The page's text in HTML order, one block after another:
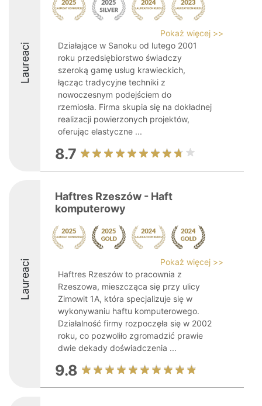
Laureaci
Pokaż więcej >>
Działające w Sanoku od lutego 2001
roku przedsiębiorstwo świadczy
szeroką gamę usług krawieckich,
łącząc tradycyjne techniki z
nowoczesnym podejściem do
rzemiosła. Firma skupia się na dokładnej
realizacji powierzonych projektów,
oferując elastyczne ...
8.7
Laureaci
Haftres Rzeszów - Haft
komputerowy
Pokaż więcej >>
Haftres Rzeszów to pracownia z
Rzeszowa, mieszcząca się przy ulicy
Zimowit 1A, która specjalizuje się w
wykonywaniu haftu komputerowego.
Działalność firmy rozpoczęła się w 2002
roku, co pozwoliło zgromadzić prawie
dwie dekady doświadczenia ...
9.8